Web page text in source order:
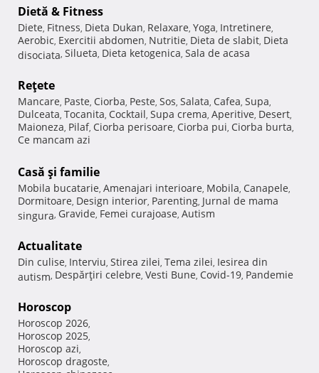
Dietă & Fitness
Diete, Fitness, Dieta Dukan, Relaxare, Yoga, Intretinere,
Aerobic, Exercitii abdomen, Nutritie, Dieta de slabit, Dieta
disociata, Silueta, Dieta ketogenica, Sala de acasa
Reţete
Mancare, Paste, Ciorba, Peste, Sos, Salata, Cafea, Supa,
Dulceata, Tocanita, Cocktail, Supa crema, Aperitive, Desert,
Maioneza, Pilaf, Ciorba perisoare, Ciorba pui, Ciorba burta,
Ce mancam azi
Casă şi familie
Mobila bucatarie, Amenajari interioare, Mobila, Canapele,
Dormitoare, Design interior, Parenting, Jurnal de mama
singura, Gravide, Femei curajoase, Autism
Actualitate
Din culise, Interviu, Stirea zilei, Tema zilei, Iesirea din
autism, Despărţiri celebre, Vesti Bune, Covid-19, Pandemie
Horoscop
Horoscop 2026,
Horoscop 2025,
Horoscop azi,
Horoscop dragoste,